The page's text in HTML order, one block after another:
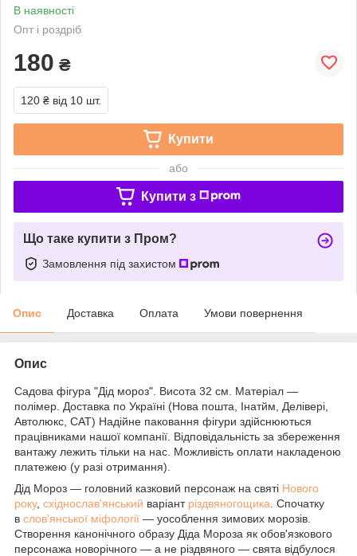
В наявності
Опт і роздріб
180 ₴
120 ₴ від 10 шт.
Купити
або
Купити з
Що таке купити з Пром?
Замовлення під захистом
Опис Доставка Оплата Умови повернення
Опис
Садова фігура "Дід мороз". Висота 32 см. Матеріал —
полімер. Доставка по Україні (Нова пошта, Інатйм, Делівері,
Автолюкс, САТ) Надійне паковання фігури здійснюються
працівниками нашої компанії. Відповідальність за збереження
вантажу лежить тільки на нас. Можливість оплати накладеною
платежею (у разі отримання).
Дід Мороз — головний казковий персонаж на святі Нового
року, східнослав'янський варіант різдвяногощика . Спочатку
в слов'янської міфології — уособлення зимових морозів.
Створення канонічного образу Діда Мороза як обов'язкового
персонажа новорічного — а не різдвяного — свята відбулося